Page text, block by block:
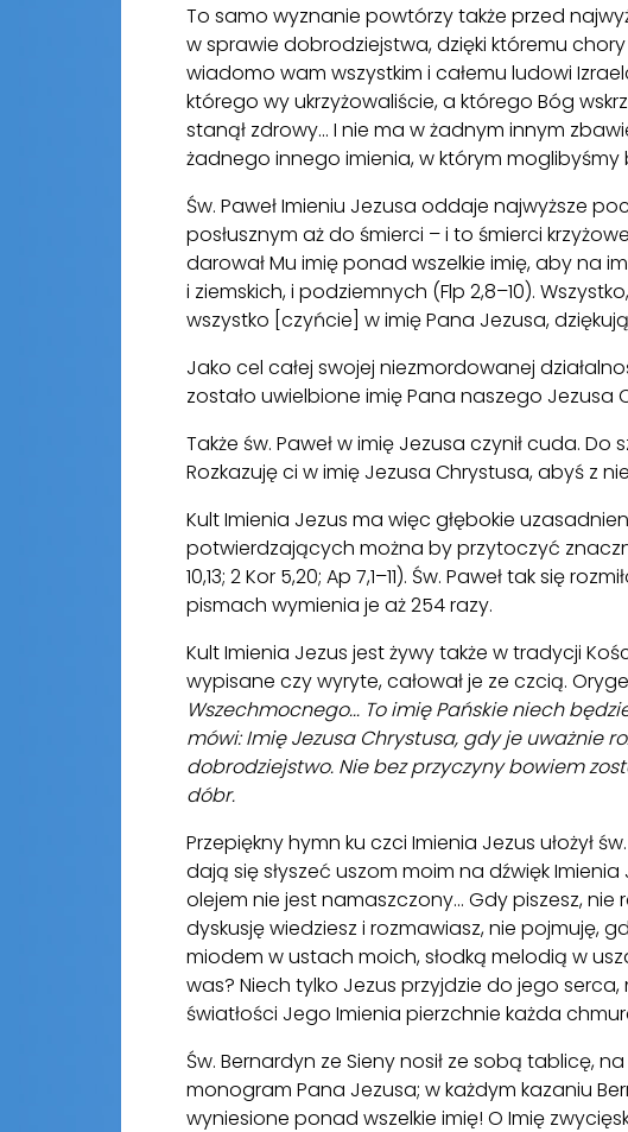
To samo wyznanie powtórzy także przed
w sprawie dobrodziejstwa, dzięki któremu
wiadomo wam wszystkim i całemu ludowi
którego wy ukrzyżowaliście, a którego Bóg
stanął zdrowy... I nie ma w żadnym innym
żadnego innego imienia, w którym moglibyśmy
Św. Paweł Imieniu Jezusa oddaje najwyższe
posłusznym aż do śmierci – i to śmierci
darował Mu imię ponad wszelkie imię, aby na
i ziemskich, i podziemnych (Flp 2,8–10).
wszystko [czyńcie] w imię Pana Jezusa,
Jako cel całej swojej niezmordowanej
zostało uwielbione imię Pana naszego Jezusa
Także św. Paweł w imię Jezusa czynił cuda.
Rozkazuję ci w imię Jezusa Chrystusa, abyś z niej
Kult Imienia Jezus ma więc głębokie
potwierdzających można by przytoczyć znacznie
10,13; 2 Kor 5,20; Ap 7,1–11). Św. Paweł tak się
pismach wymienia je aż 254 razy.
Kult Imienia Jezus jest żywy także w tradycji
wypisane czy wyryte, całował je ze czcią.
Wszechmocnego... To imię Pańskie niech
mówi: Imię Jezusa Chrystusa, gdy je uważnie
dobrodziejstwo. Nie bez przyczyny bowiem
dóbr.
Przepiękny hymn ku czci Imienia Jezus ułożył
dają się słyszeć uszom moim na dźwięk
olejem nie jest namaszczony... Gdy piszesz,
dyskusję wiedziesz i rozmawiasz, nie pojmuję,
miodem w ustach moich, słodką melodią w
was? Niech tylko Jezus przyjdzie do jego
światłości Jego Imienia pierzchnie każda
Św. Bernardyn ze Sieny nosił ze sobą tablicę,
monogram Pana Jezusa; w każdym kazaniu
wyniesione ponad wszelkie imię! O Imię